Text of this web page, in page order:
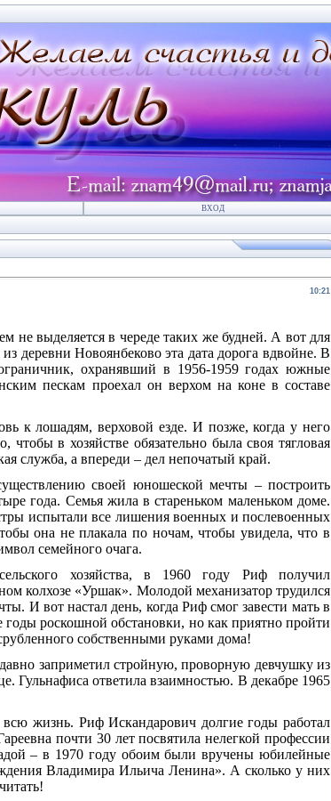
ВХОД
10:21
не выделяется в череде таких же будней. А вот для
деревни Новоянбеково эта дата дорога вдвойне. В
охранявший в 1956-1959 годах южные
пескам проехал он верхом на коне в составе
к лошадям, верховой езде. И позже, когда у него
в хозяйстве обязательно была своя тягловая
служба, а впереди – дел непочатый край.
своей юношеской мечты – построить
года. Семья жила в стареньком маленьком доме.
испытали все лишения военных и послевоенных
она не плакала по ночам, чтобы увидела, что в
семейного очага.
хозяйства, в 1960 году Риф получил
колхозе «Уршак». Молодой механизатор трудился
И вот настал день, когда Риф смог завести мать в
годы роскошной обстановки, но как приятно пройти
собственными руками дома!
заприметил стройную, проворную девчушку из
Гульнафиса ответила взаимностью. В декабре 1965
жизнь. Риф Искандарович долгие годы работал
почти 30 лет посвятила нелегкой профессии
– в 1970 году обоим были вручены юбилейные
Владимира Ильича Ленина». А сколько у них